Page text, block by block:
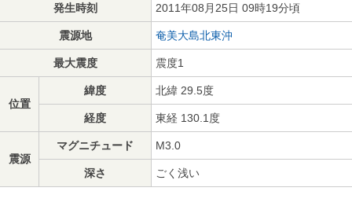
発生時刻 2011年08月25日 09時19分頃
震源地 奄美大島北東沖
最大震度 震度1
位置
緯度 北緯 29.5度
経度 東経 130.1度
震源
マグニチュード M3.0
深さ ごく浅い